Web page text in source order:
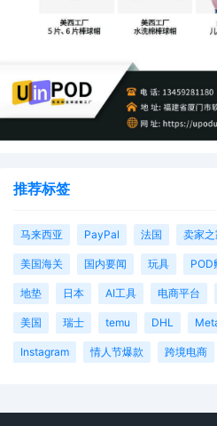
推荐标签
马来西亚 PayPal 法国 卖家之
美国海关 国内要闻 玩具 POD
地垫 日本 AI工具 电商平台
美国 瑞士 temu DHL
Instagram 情人节爆款 跨境电商